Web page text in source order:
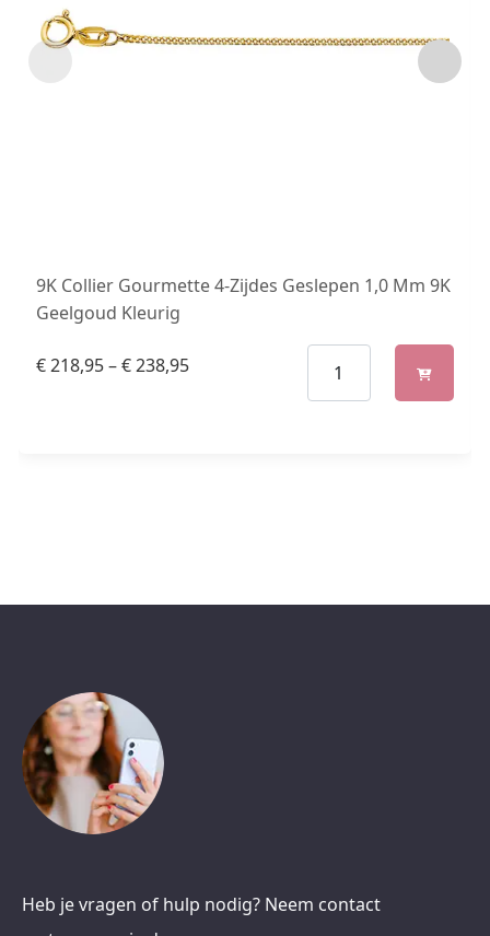
9K Collier Gourmette 4-Zijdes Geslepen 1,0 Mm 9K
Geelgoud Kleurig
€218,95–€238,95
Heb je vragen of hulp nodig? Neem contact